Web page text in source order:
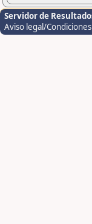
Servidor de
Aviso legal/